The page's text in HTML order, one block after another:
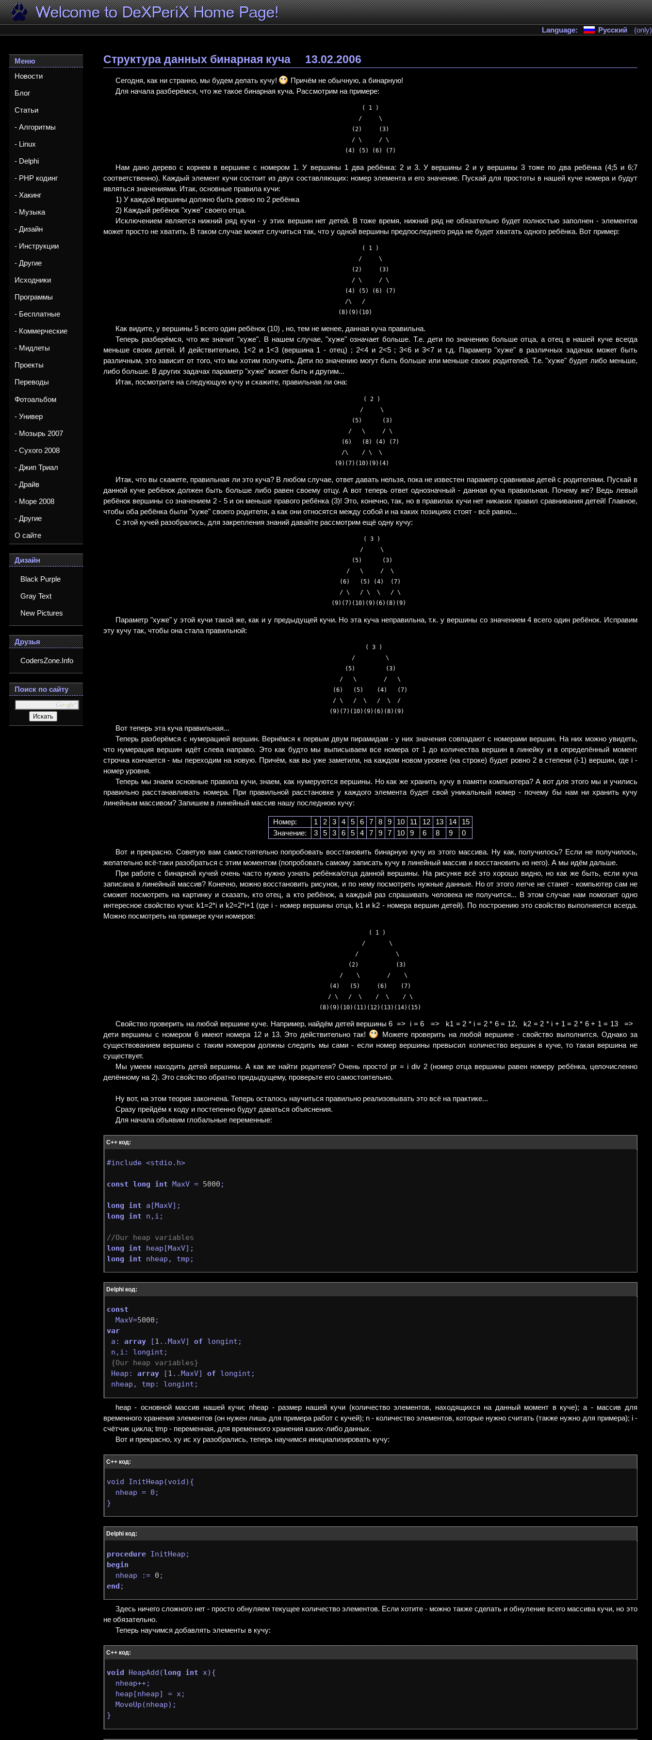
Language: Русский (only)
Меню
Новости
Блог
Статьи
- Алгоритмы
- Linux
- Delphi
- PHP кодинг
- Хакинг
- Музыка
- Дизайн
- Инструкции
- Другие
Исходники
Программы
- Бесплатные
- Коммерческие
- Мидлеты
Проекты
Переводы
Фотоальбом
- Универ
- Мозырь 2007
- Сухого 2008
- Джип Триал
- Драйв
- Море 2008
- Другие
О сайте
Дизайн
Black Purple
Gray Text
New Pictures
Друзья
CodersZone.Info
Поиск по сайту
Структура данных бинарная куча 13.02.2006
Сегодня, как ни странно, мы будем делать кучу!
Причём не обычную, а бинарную!
Для начала разберёмся, что же такое бинарная куча. Рaссмотрим на примере:
     ( 1 )
    /     \
  (2)     (3)
  / \     / \
Нам дано дерево с корнем в вершине с номером 1. У вершины 1 два ребёнка: 2 и 3. У вершины 2 и у вершины 3 тоже по два ребёнка (4;5 и 6;7
соответственно). Каждый элемент кучи состоит из двух составляющих: номер элемента и его значение. Пускай для простоты в нашей куче номера и будут
являться значениями. Итак, основные правила кучи:
1) У каждой вершины должно быть ровно по 2 ребёнка
2) Каждый ребёнок "хуже" своего отца.
Исключением является нижний ряд кучи - у этих вершин нет детей. В тоже время, нижний ряд не обязательно будет полностью заполнен - элементов
может просто не хватить. В таком случае может случиться так, что у одной вершины предпоследнего ряда не будет хватать одного ребёнка. Вот пример:
       ( 1 )
      /     \
    (2)     (3)
    / \     / \
  (4) (5) (6) (7)
  /\   /
Как видите, у вершины 5 всего один ребёнок (10) , но, тем не менее, данная куча правильна.
Теперь разберёмся, что же значит "хуже". В нашем случае, "хуже" означает больше. Т.е. дети по значению больше отца, а отец в нашей куче всегда
меньше своих детей. И действительно, 1<2 и 1<3 (вершина 1 - отец) ; 2<4 и 2<5 ; 3<6 и 3<7 и т.д. Параметр "хуже" в различных задачах может быть
различным, это зависит от того, что мы хотим получить. Дети по значению могут быть больше или меньше своих родителей. Т.е. "хуже" будет либо меньше,
либо больше. В других задачах параметр "хуже" может быть и другим...
Итак, посмотрите на следующую кучу и скажите, правильная ли она:
        ( 2 )
       /     \
     (5)      (3)
    /   \     / \
  (6)   (8) (4) (7)
  /\    / \  \
Итак, что вы скажете, правильная ли это куча? В любом случае, ответ давать нельзя, пока не известен параметр сравнивая детей с родителями. Пускай в
данной куче ребёнок должен быть больше либо равен своему отцу. А вот теперь ответ однозначный - данная куча правильная. Почему же? Ведь левый
ребёнок вершины со значением 2 - 5 и он меньше правого ребёнка (3)! Это, конечно, так, но в правилах кучи нет никаких правил сравнивания детей! Главное,
чтобы оба ребёнка были "хуже" своего родителя, а как они относятся между собой и на каких позициях стоят - всё равно...
С этой кучей разобрались, для закрепления знаний давайте рассмотрим ещё одну кучу:
        ( 3 )
       /     \
     (5)      (3)
    /   \     /  \
  (6)   (5) (4)  (7)
  / \   / \  \   / \
Параметр "хуже" у этой кучи такой же, как и у предыдущей кучи. Но эта куча неправильна, т.к. у вершины со значением 4 всего один ребёнок. Исправим
эту кучу так, чтобы она стала правильной:
         ( 3 )
      /         \
    (5)         (3)
   /   \        /   \
(6)   (5)    (4)   (7)
/ \   /  \   /  \  /
Вот теперь эта куча правильная...
Теперь разберёмся с нумерацией вершин. Вернёмся к первым двум пирамидам - у них значения совпадают с номерами вершин. На них можно увидеть,
что нумерация вершин идёт слева направо. Это как будто мы выписываем все номера от 1 до количества вершин в линейку и в определённый момент
строчка кончается - мы переходим на новую. Причём, как вы уже заметили, на каждом новом уровне (на строке) будет ровно 2 в степени (i-1) вершин, где i -
номер уровня.
Теперь мы знаем основные правила кучи, знаем, как нумеруются вершины. Но как же хранить кучу в памяти компьютера? А вот для этого мы и учились
правильно расстанавливать номера. При правильной расстановке у каждого элемента будет свой уникальный номер - почему бы нам ни хранить кучу
линейным массивом? Запишем в линейный массив нашу последнюю кучу:
Номер: 1 2 3 4 5 6 7 8 9 10 11 12 13 14
15
Значение:
3 5 3 6 5 4 7 9 7 10 9 6 8 9 0
Вот и прекрасно. Советую вам самостоятельно попробовать восстановить бинарную кучу из этого массива. Ну как, получилось? Если не получилось,
желательно всё-таки разобраться с этим моментом (попробовать самому записать кучу в линейный массив и восстановить из него). А мы идём дальше.
При работе с бинарной кучей очень часто нужно узнать ребёнка/отца данной вершины. На рисунке всё это хорошо видно, но как же быть, если куча
записана в линейный массив? Конечно, можно восстановить рисунок, и по нему посмотреть нужные данные. Но от этого легче не станет - компьютер сам не
сможет посмотреть на картинку и сказать, кто отец, а кто ребёнок, а каждый раз спрашивать человека не получится... В этом случае нам помогает одно
интересное свойство кучи: k1=2*i и k2=2*i+1 (где i - номер вершины отца, k1 и k2 - номера вершин детей). По построению это свойство выполняется всегда.
Можно посмотреть на примере кучи номеров:
           ( 1 )
         /       \
       /           \
     (2)           (3)
    /    \        /    \
  (4)   (5)     (6)    (7)
  / \   /  \    /  \    / \
Свойство проверить на любой вершине куче. Например, найдём детей вершины 6 => i = 6 => k1 = 2 * i = 2 * 6 = 12, k2 = 2 * i + 1 = 2 * 6 + 1 = 13 =>
дети вершины с номером 6 имеют номера 12 и 13. Это действительно так!
Можете проверить на любой вершине - свойство выполнится. Однако за
существованием вершины с таким номером должны следить мы сами - если номер вершины превысил количество вершин в куче, то такая вершина не
существует.
Мы умеем находить детей вершины. А как же найти родителя? Очень просто! pr = i div 2 (номер отца вершины равен номеру ребёнка, целочисленно
делённому на 2). Это свойство обратно предыдущему, проверьте его самостоятельно.
Ну вот, на этом теория закончена. Теперь осталось научиться правильно реализовывать это всё на практике...
Сразу прейдём к коду и постепенно будут даваться объяснения.
Для начала объявим глобальные переменные:
С++ код:
#include <stdio.h>
const long int MaxV = 5000 ;
long int
long
int n,i;
//Our heap variables
long
int
long
int
Delphi код:
const
MaxV=5000
var
a: array [1 ..MaxV] of longint;
n,i: longint;
{Our heap variables}
Heap: array [1 ..MaxV] of longint;
nheap, tmp: longint;
heap - основной массив нашей кучи; nheap - размер нашей кучи (количество элементов, находящихся на данный момент в куче); a - массив для
временного хранения элементов (он нужен лишь для примера работ с кучей); n - количество элементов, которые нужно считать (также нужно для примера); i -
счётчик цикла; tmp - переменная, для временного хранения каких-либо данных.
Вот и прекрасно, ху ис ху разобрались, теперь научимся инициализировать кучу:
C++ код:
void InitHeap(void){
  nheap = 0;
}
Delphi код:
procedure InitHeap ;
begin
nheap := 0
end ;
Здесь ничего сложного нет - просто обнуляем текущее количество элементов. Если хотите - можно также сделать и обнуление всего массива кучи, но это
не обязательно.
Теперь научимся добавлять элементы в кучу:
C++ код:
void HeapAdd(long int x){
  nheap++;
  heap[nheap] = x;
  MoveUp(nheap);
}